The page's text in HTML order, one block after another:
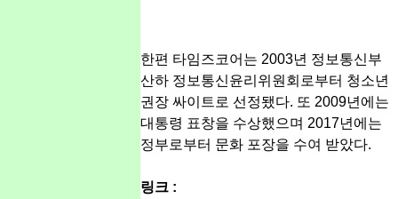
한편 타임즈코어는 2003년 정보통신부
산하 정보통신윤리위원회로부터 청소년
권장 싸이트로 선정됐다. 또 2009년에는
대통령 표창을 수상했으며 2017년에는
정부로부터 문화 포장을 수여 받았다.
링크 :